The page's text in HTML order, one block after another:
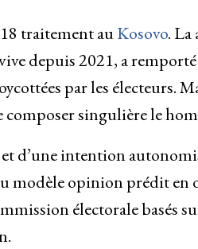
traitement auKosovo. La
depuis 2021, a
par les électeurs.
singulière le
d’une intention
modèle opinion prédit en
électorale basés